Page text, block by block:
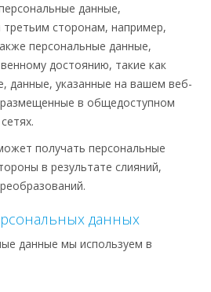
данные,
сторонам, например,
персональные данные,
достоянию, такие как
данные, указанные на вашем веб-
размещенные в общедоступном
получать персональные
в результате слияний,
данных
данные мы используем в